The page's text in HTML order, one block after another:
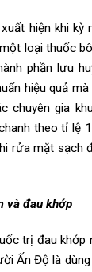
hiện khi kỳ
loại thuốc
phần lưu
hiệu quả
chuyên gia
theo tỉ lệ
rửa mặt sạch
và đau khớp
trị đau khớp
Ấn Độ là